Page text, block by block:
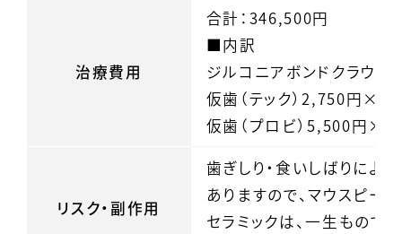
治療費用
合計：346,500円
■内訳
ジルコニアボンドクラウ
仮歯（テック）2,750円×2
仮歯（プロビ）5,500円×2
リスク・副作用
歯ぎしり・食いしばりによ
ありますので、マウスピー
セラミックは、一生もので